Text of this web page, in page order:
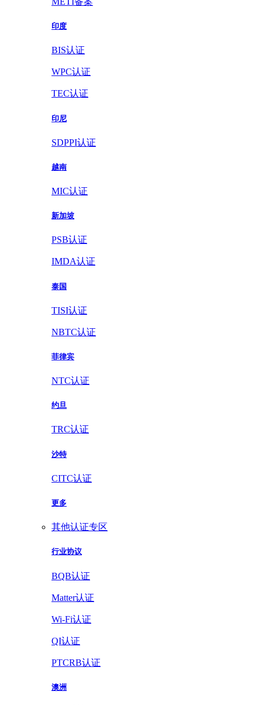
印度
BIS认证
WPC认证
TEC认证
印尼
SDPPI认证
越南
MIC认证
新加坡
PSB认证
IMDA认证
泰国
TISI认证
NBTC认证
菲律宾
NTC认证
约旦
TRC认证
沙特
CITC认证
更多
其他认证专区
行业协议
BQB认证
Matter认证
Wi-Fi认证
QI认证
PTCRB认证
澳洲